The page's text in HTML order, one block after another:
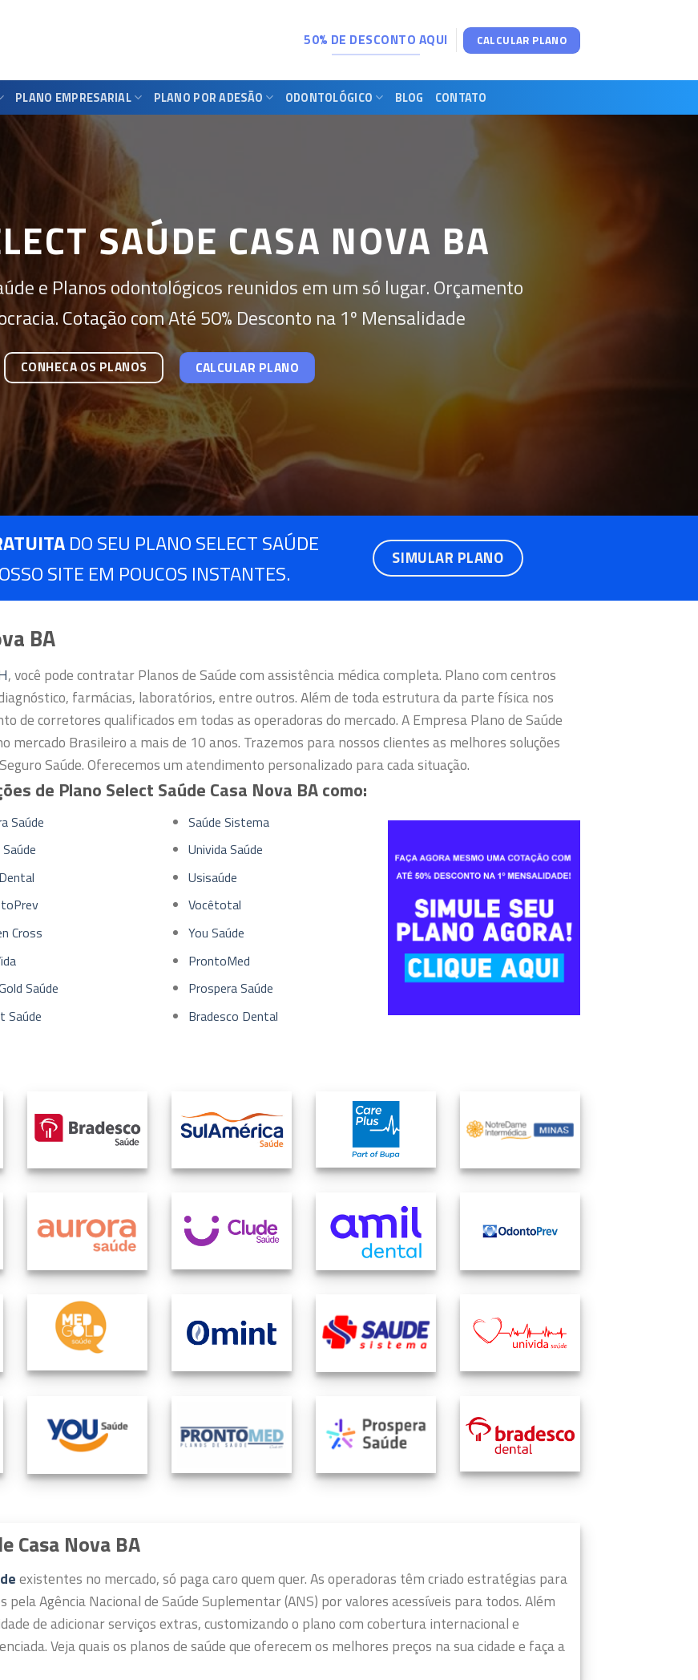
50% DE DESCONTO AQUI CALCULAR PLANO
PLANO EMPRESARIAL PLANO POR ADESÃO ODONTOLÓGICO BLOG CONTATO
SAÚDE CASA NOVA BA
e Planos odontológicos reunidos em um só lugar. Orçamento
Cotação com Até 50% Desconto na 1º Mensalidade
CONHECA OS PLANOS CALCULAR PLANO
DO SEU PLANO SELECT SAÚDE
SITE EM POUCOS INSTANTES.
SIMULAR PLANO
BA
, você pode contratar Planos de Saúde com assistência médica completa. Plano com centros
farmácias, laboratórios, entre outros.Além de toda estrutura da parte física nos
de corretores qualificados em todas as operadoras do mercado.A Empresa Plano de Saúde
Brasileiro a mais de 10 anos. Trazemos para nossos clientes as melhores soluções
Saúde. Oferecemos um atendimento personalizado para cada situação.
de Plano Select Saúde Casa Nova BA como:
Saúde
Cross
Saúde
Saúde
Saúde Sistema
Univida Saúde
Usisaúde
Vocêtotal
You Saúde
ProntoMed
Prospera Saúde
Bradesco Dental
Casa Nova BA
existentes no mercado, só paga caro quem quer.As operadoras têm criado estratégias para
Agência Nacional de Saúde Suplementar (ANS) por valores acessíveis para todos.Além
de adicionar serviços extras, customizando o plano com cobertura internacional e
Veja quais os planos de saúde que oferecem os melhores preços na sua cidade e faça a